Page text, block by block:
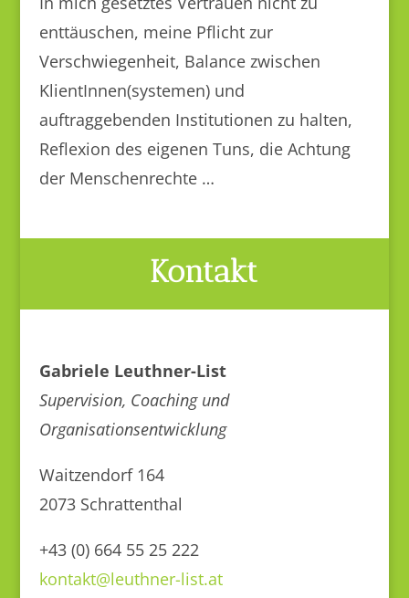
enttäuschen, meine Pflicht zur
Verschwiegenheit, Balance zwischen
KlientInnen(systemen) und
auftraggebenden Institutionen zu halten,
Reflexion des eigenen Tuns, die Achtung
der Menschenrechte …
Kontakt
Gabriele Leuthner-List
Supervision, Coaching und
Organisationsentwicklung
Waitzendorf 164
2073 Schrattenthal
+43 (0) 664 55 25 222
kontakt@leuthner-list.at